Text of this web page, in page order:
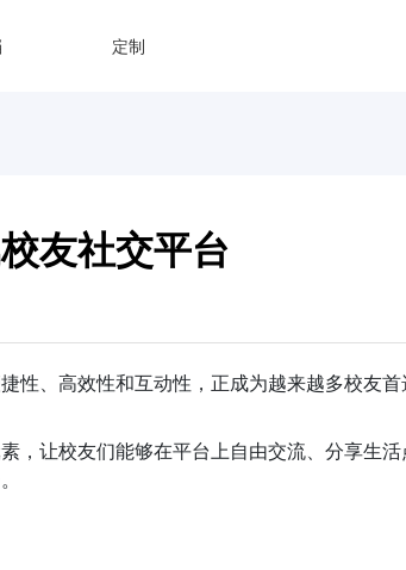
定制
友社交平台
性、高效性和互动性，正成为越来越多校友
，让校友们能够在平台上自由交流、分享生